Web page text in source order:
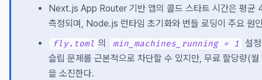
Next.js App Router 기반 앱의 콜드 스타트 시간은 평균
측정되며, Node.js 런타임 초기화와 번들 로딩이 주요 원
fly.toml 의 min_machines_running = 1
설
슬립 문제를 근본적으로 차단할 수 있지만, 무료 할당량(
을 소진한다.